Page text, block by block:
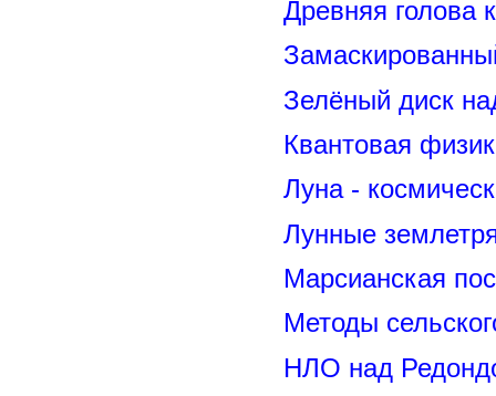
Древняя голова
Зелёный диск
Квантовая
Луна -
Лунные
Марсианская
Методы
НЛО над